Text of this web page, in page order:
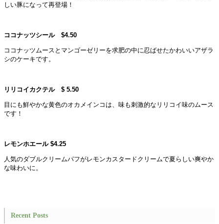
しい豚になって再登場！
ココナッツシール $4.50
ココナッツムースとマンゴーゼリーを求肥の中に忍ばせたかわいいアザラ
シのケーキです。
リリコイカクテル $ 5.50
目にも鮮やかな黄色のオカメインコは、味も刺激的なリリコイ味のムース
です！
レモンホエール $4.25
人気のダブルクリームパフがレモンカスタードクリームで夏らしい爽やか
な味わいに。
Recent Posts